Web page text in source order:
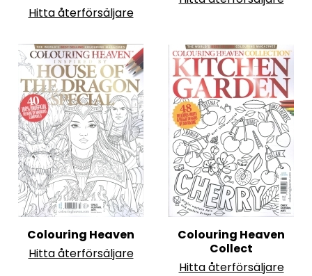
Hitta återförsäljare
Colouring Heaven
Hitta återförsäljare
Colouring Heaven
Collect
Hitta återförsäljare